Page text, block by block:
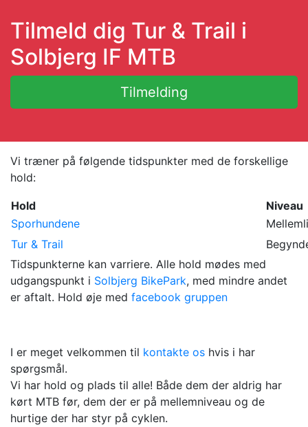
Tilmeld dig Tur & Trail i
Solbjerg IF MTB
Tilmelding
Vi træner på følgende tidspunkter med de forskellige
hold:
Hold
Niveau
Sporhundene
Tur & Trail
Tidspunkterne kan varriere. Alle hold mødes med
udgangspunkt i Solbjerg BikePark, med mindre andet
er aftalt. Hold øje med facebook gruppen
I er meget velkommen til kontakte os hvis i har
spørgsmål.
Vi har hold og plads til alle! Både dem der aldrig har
kørt MTB før, dem der er på mellemniveau og de
hurtige der har styr på cyklen.